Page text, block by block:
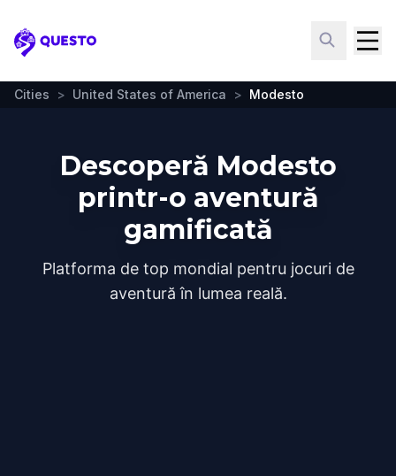
Questo
Cities > United States of America > Modesto
Descoperă Modesto
printr-o aventură
gamificată
Platforma de top mondial pentru jocuri de
aventură în lumea reală.